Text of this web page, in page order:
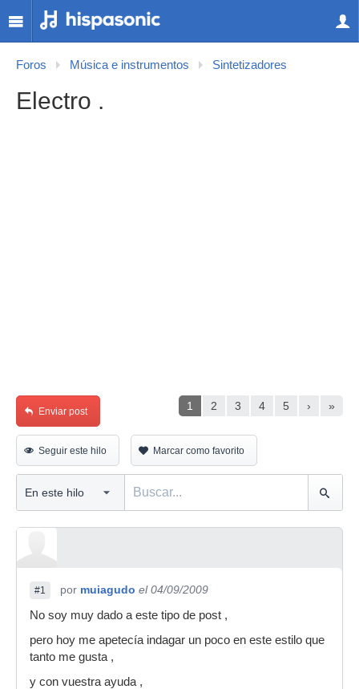
Foros Música e instrumentos Sintetizadores
Electro .
1 2 3 4 5 › »
Enviar post
Seguir este hilo Marcar como favorito
#1 por muiagudo el 04/09/2009
No soy muy dado a este tipo de post ,
pero hoy me apetecía indagar un poco en este estilo que
tanto me gusta ,
y con vuestra ayuda ,